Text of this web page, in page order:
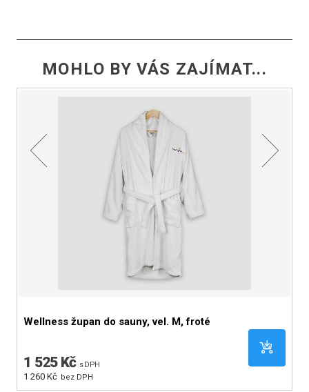
MOHLO BY VÁS ZAJÍMAT...
Wellness župan do sauny, vel. M, froté
1 525 Kč s DPH
1 260 Kč bez DPH